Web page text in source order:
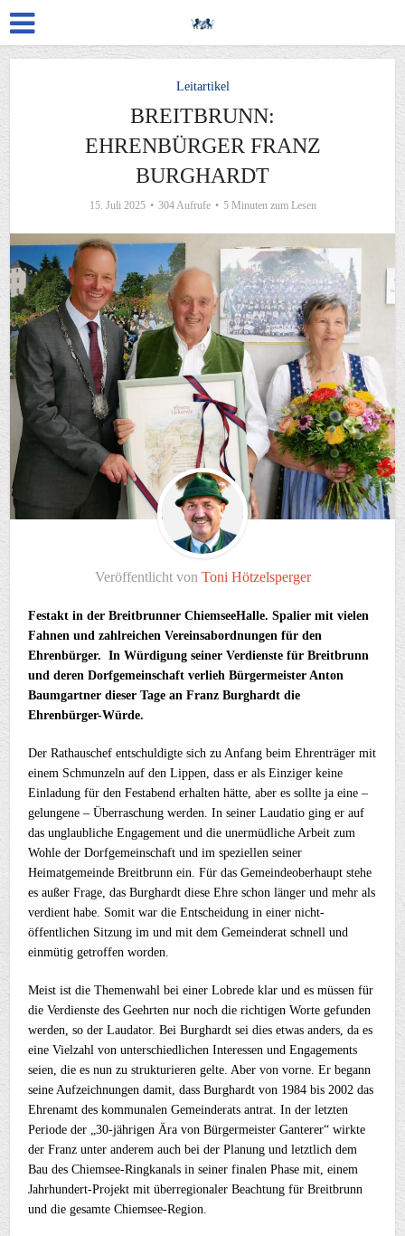
Leitartikel
BREITBRUNN:
EHRENBÜRGER FRANZ
BURGHARDT
15. Juli 2025 304 Aufrufe 5 Minuten zum Lesen
Veröffentlicht von Toni Hötzelsperger
Festakt in der Breitbrunner ChiemseeHalle. Spalier mit vielen
Fahnen und zahlreichen Vereinsabordnungen für den
Ehrenbürger. In Würdigung seiner Verdienste für Breitbrunn
und deren Dorfgemeinschaft verlieh Bürgermeister Anton
Baumgartner dieser Tage an Franz Burghardt die
Ehrenbürger-Würde.
Der Rathauschef entschuldigte sich zu Anfang beim Ehrenträger mit
einem Schmunzeln auf den Lippen, dass er als Einziger keine
Einladung für den Festabend erhalten hätte, aber es sollte ja eine –
gelungene – Überraschung werden. In seiner Laudatio ging er auf
das unglaubliche Engagement und die unermüdliche Arbeit zum
Wohle der Dorfgemeinschaft und im speziellen seiner
Heimatgemeinde Breitbrunn ein. Für das Gemeindeoberhaupt stehe
es außer Frage, das Burghardt diese Ehre schon länger und mehr als
verdient habe. Somit war die Entscheidung in einer nicht-
öffentlichen Sitzung im und mit dem Gemeinderat schnell und
einmütig getroffen worden.
Meist ist die Themenwahl bei einer Lobrede klar und es müssen für
die Verdienste des Geehrten nur noch die richtigen Worte gefunden
werden, so der Laudator. Bei Burghardt sei dies etwas anders, da es
eine Vielzahl von unterschiedlichen Interessen und Engagements
seien, die es nun zu strukturieren gelte. Aber von vorne. Er begann
seine Aufzeichnungen damit, dass Burghardt von 1984 bis 2002 das
Ehrenamt des kommunalen Gemeinderats antrat. In der letzten
Periode der „30-jährigen Ära von Bürgermeister Ganterer“ wirkte
der Franz unter anderem auch bei der Planung und letztlich dem
Bau des Chiemsee-Ringkanals in seiner finalen Phase mit, einem
Jahrhundert-Projekt mit überregionaler Beachtung für Breitbrunn
und die gesamte Chiemsee-Region.